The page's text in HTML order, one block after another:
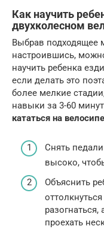
Как научить
двухколесном
Выбрав подходящее
настроившись,
научить ребенка
если делать это
более мелкие
навыки за 3-60
кататься на
Снять
высоко,
Объяснить
проехать